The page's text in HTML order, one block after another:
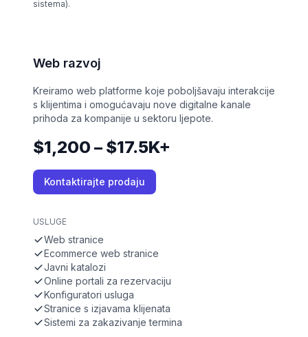
sistema).
Web razvoj
Kreiramo web platforme koje poboljšavaju interakcije
s klijentima i omogućavaju nove digitalne kanale
prihoda za kompanije u sektoru ljepote.
$1,200 – $17.5K+
Kontaktirajte prodaju
USLUGE
Web stranice
Ecommerce web stranice
Javni katalozi
Online portali za rezervaciju
Konfiguratori usluga
Stranice s izjavama klijenata
Sistemi za zakazivanje termina